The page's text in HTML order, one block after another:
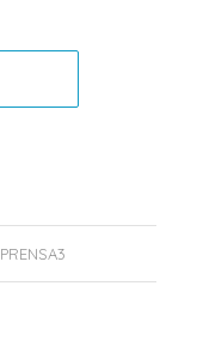
PRENSA3